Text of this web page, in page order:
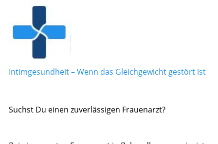
Intimgesundheit – Wenn das Gleichgewicht gestört ist
Suchst Du einen zuverlässigen Frauenarzt?